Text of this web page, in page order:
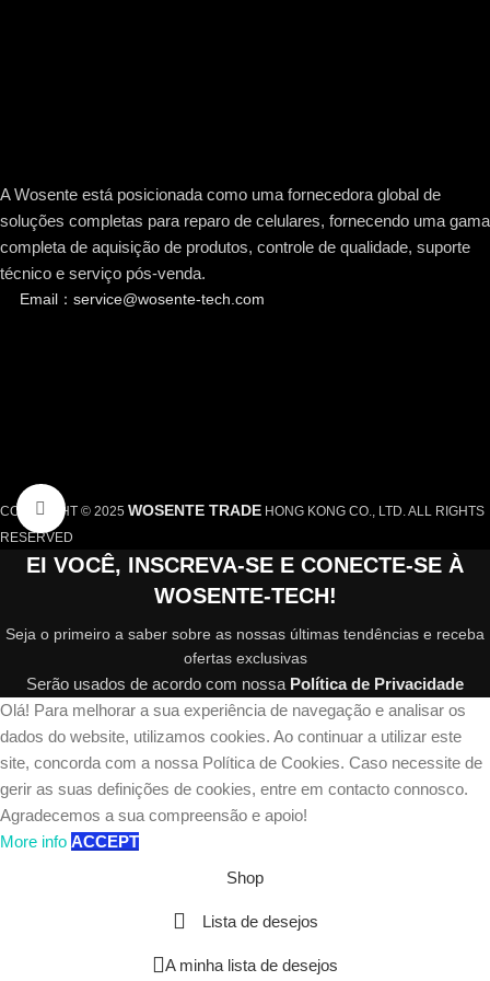
Click to enlarge
A Wosente está posicionada como uma fornecedora global de
soluções completas para reparo de celulares, fornecendo uma gama
completa de aquisição de produtos, controle de qualidade, suporte
técnico e serviço pós-venda.
Email：service@wosente-tech.com
COPYRIGHT © 2025 WOSENTE TRADE HONG KONG CO., LTD. ALL RIGHTS
RESERVED
EI VOCÊ, INSCREVA-SE E CONECTE-SE À
WOSENTE-TECH!
Seja o primeiro a saber sobre as nossas últimas tendências e receba
ofertas exclusivas
Serão usados de acordo com nossa Política de Privacidade
Olá! Para melhorar a sua experiência de navegação e analisar os
dados do website, utilizamos cookies. Ao continuar a utilizar este
site, concorda com a nossa Política de Cookies. Caso necessite de
gerir as suas definições de cookies, entre em contacto connosco.
Agradecemos a sua compreensão e apoio!
More info ACCEPT
Shop
Lista de desejos
A minha lista de desejos